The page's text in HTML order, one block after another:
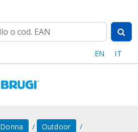
EN IT
Donna
Outdoor